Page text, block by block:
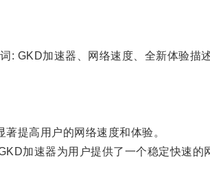
加速器、网络速度、全新体验描
提高用户的网络速度和体验。
加速器为用户提供了一个稳定快速的